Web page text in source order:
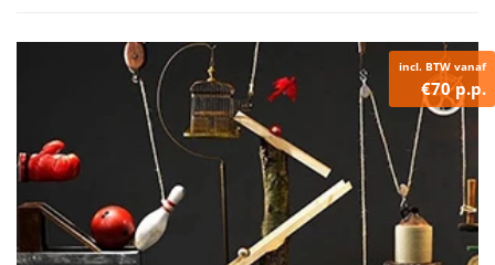
incl. BTW vanaf
€70 p.p.